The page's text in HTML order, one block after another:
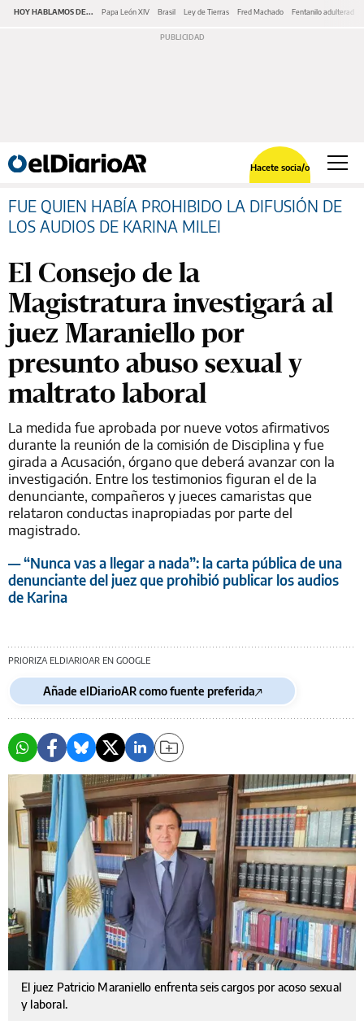
HOY HABLAMOS DE... Papa León XIV Brasil Ley de Tierras Fred Machado Fentanilo adulterado
Hacete socia/o
FUE QUIEN HABÍA PROHIBIDO LA DIFUSIÓN DE
LOS AUDIOS DE KARINA MILEI
El Consejo de la
Magistratura investigará al
juez Maraniello por
presunto abuso sexual y
maltrato laboral
La medida fue aprobada por nueve votos afirmativos
durante la reunión de la comisión de Disciplina y fue
girada a Acusación, órgano que deberá avanzar con la
investigación. Entre los testimonios figuran el de la
denunciante, compañeros y jueces camaristas que
relataron conductas inapropiadas por parte del
magistrado.
— “Nunca vas a llegar a nada”: la carta pública de una
denunciante del juez que prohibió publicar los audios
de Karina
PRIORIZA ELDIARIOAR EN GOOGLE
Añade elDiarioAR como fuente preferida
El juez Patricio Maraniello enfrenta seis cargos por acoso sexual
y laboral.